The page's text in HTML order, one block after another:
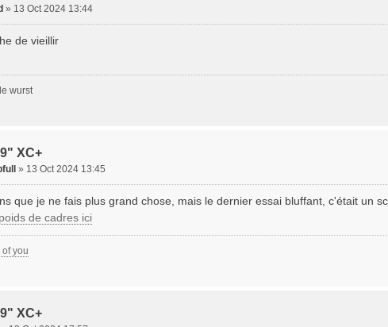
» 13 Oct 2024 13:44
de vieillir
wurst
XC+
» 13 Oct 2024 13:45
que je ne fais plus grand chose, mais le dernier essai bluffant, c'était un
de cadres ici
of you
XC+